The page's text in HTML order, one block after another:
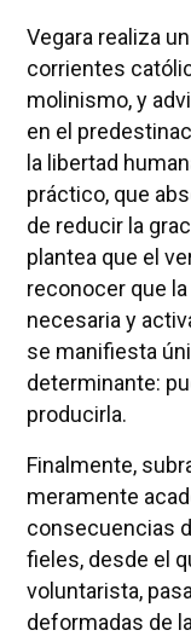
Vegara realiza
corrientes
molinismo, y
en el
la libertad
práctico, que
de reducir la
plantea que el
reconocer que
necesaria y
se manifiesta
determinante:
producirla.
Finalmente,
meramente
consecuencias
fieles, desde el
voluntarista,
deformadas de